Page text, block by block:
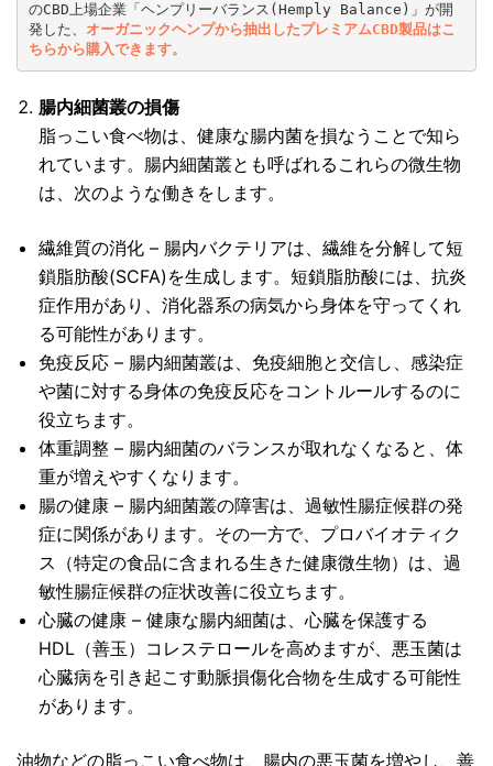
のCBD上場企業「ヘンプリーバランス(Hemply Balance)」が開
発した、 オーガニックヘンプから抽出したプレミアムCBD製品はこ
ちらから購入できます。
腸内細菌叢の損傷
脂っこい食べ物は、健康な腸内菌を損なうことで知ら
れています。腸内細菌叢とも呼ばれるこれらの微生物
は、次のような働きをします。
繊維質の消化 – 腸内バクテリアは、繊維を分解して短
鎖脂肪酸(SCFA)を生成します。短鎖脂肪酸には、抗炎
症作用があり、消化器系の病気から身体を守ってくれ
る可能性があります。
免疫反応 – 腸内細菌叢は、免疫細胞と交信し、感染症
や菌に対する身体の免疫反応をコントルールするのに
役立ちます。
体重調整 – 腸内細菌のバランスが取れなくなると、体
重が増えやすくなります。
腸の健康 – 腸内細菌叢の障害は、過敏性腸症候群の発
症に関係があります。その一方で、プロバイオティク
ス（特定の食品に含まれる生きた健康微生物）は、過
敏性腸症候群の症状改善に役立ちます。
心臓の健康 – 健康な腸内細菌は、心臓を保護する
HDL（善玉）コレステロールを高めますが、悪玉菌は
心臓病を引き起こす動脈損傷化合物を生成する可能性
があります。
油物などの脂っこい食べ物は、腸内の悪玉菌を増やし、善